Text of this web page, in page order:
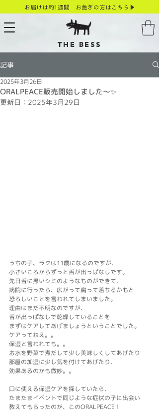
お届けは約1週間 お急ぎの方はこちら▶
THE BESS
記事
ORALPEACE販売開始しました～✨
2025年3月26日
更新日： 2025年3月29日
うちの子、ラクは11歳になるのですが、
小さいころからずっと舌が出っぱなしです。
先日舌に黒いシミのようなものができて、
病院に行ったら、広がって腐って落ちるかもと
恐ろしいことを言われてしまいました。
理由はまだ不明なのですが、
舌が出っぱなしで乾燥していることを
まずはケアしてあげましょうということでした。
ケアってねえ。。
保湿と言われても。。
お水を野菜で煮だして少し美味しくしてあげたり
部屋の加湿に少し気を付けてあげたり、
効果あるのかも微妙。。
口に使える保湿ケアを探していたら、
たまたまイベントで同じような症状の子に出会い
教えてもらったのが、このORALPEACE！